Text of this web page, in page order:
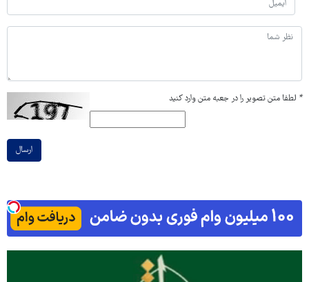
* لطفا متن تصویر را در جعبه متن وارد کنید
ارسال